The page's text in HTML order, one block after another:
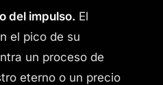
del impulso. El
el pico de su
un proceso de
eterno o un precio